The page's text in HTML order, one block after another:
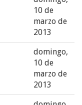
10 de
marzo de
2013
domingo,
10 de
marzo de
2013